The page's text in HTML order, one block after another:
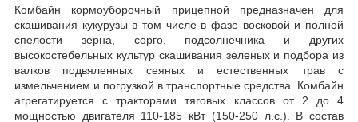
Комбайн кормоуборочный прицепной предназначен для
скашивания кукурузы в том числе в фазе восковой и полной
спелости зерна, сорго, подсолнечника и других
высокостебельных культур скашивания зеленых и подбора из
валков подвяленных сеяных и естественных трав с
измельчением и погрузкой в транспортные средства. Комбайн
агрегатируется с тракторами тяговых классов от 2 до 4
мощностью двигателя 110-185 кВт (150-250 л.с.). В состав